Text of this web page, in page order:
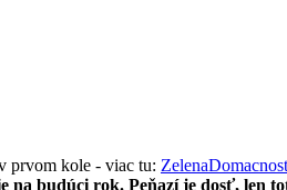
prvom kole - viac tu:
na budúci rok. Peňazí je dosť, len